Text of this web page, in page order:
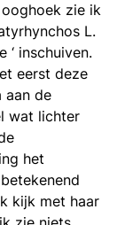
zie ik
L.
‘ inschuiven.
eerst deze
aan de
wat lichter
het
kijk met haar